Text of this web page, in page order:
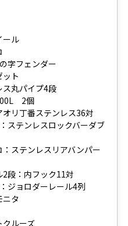
ール
字フェンダー
ト
ス丸パイプ4段
2個
リ丁番ステンレス36対
ステンレスロックバーダブ
ステンレスリアバンパー
段：内フック11対
ジョロダーレール4列
タ
クルーズ